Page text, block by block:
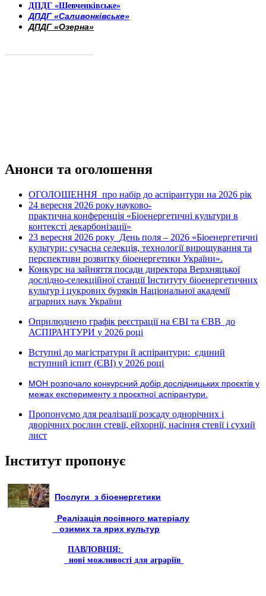
ДПДГ «Шевченківське»
ДПДГ «Саливонківське»
ДПДГ «Озерна»
Анонси та оголошення
ОГОЛОШЕННЯ про набір до аспірантури на 2026 рік
24 вересня 2026 року науково-
практична конференція «Біоенергетичні культури в
контексті декарбонізації»
23 вересня 2026 року День поля – 2026 «Біоенергетичні
культури: сучасна селекція, технології вирощування та
перспективи розвитку біоенергетики України».
Конкурс на зайняття посади директора Верхняцької
дослідно-селекційної станції Інституту біоенергетичних
культур і цукрових буряків Національної академії
аграрних наук України
Оприлюднено графік реєстрації на ЄВІ та ЄВВ до
АСПІРАНТУРИ у 2026 році
Вступні до магістратури й аспірантури: єдиний
вступний іспит (ЄВІ) у 2026 році
МОН розпочало конкурсний добір дослідницьких проєктів у
межах експерименту з проєктної аспірантури.
Пропонуємо для реалізації розсаду однорічних і
дворічних рослин стевії, ейхорнії, насіння стевії і сухий
лист
Інститут пропонує
Послуги з біоенергетики
Реалізація посівного матеріалу
озимих та ярих культур
ПАВЛОВНІЯ:
нові можливості для аграріїв